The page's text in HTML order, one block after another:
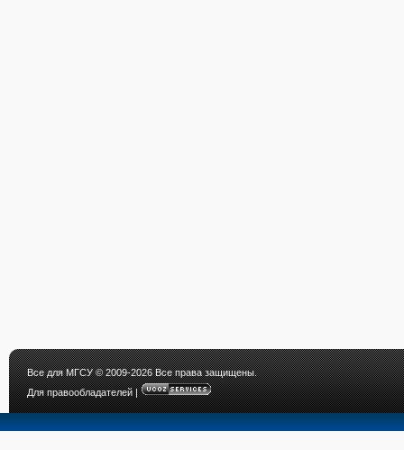
Все для МГСУ© 2009-2026 Все права защищены.
Для правообладателей|